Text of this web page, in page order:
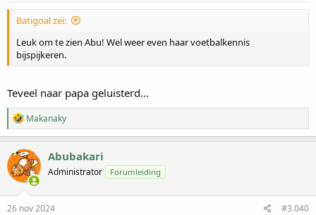
n
Batigoal zei:
Leuk om te zien Abu! Wel weer even haar voetbalkennis
bijspijkeren.
Teveel naar papa geluisterd...
W
a
a
r
d
e
r
i
n
Makanaky
Abubakari
Administrator Forumleiding
26 nov 2024 #3.040